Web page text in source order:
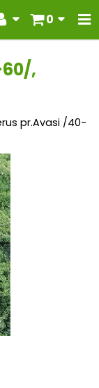
0
,
pr.Avasi /40-